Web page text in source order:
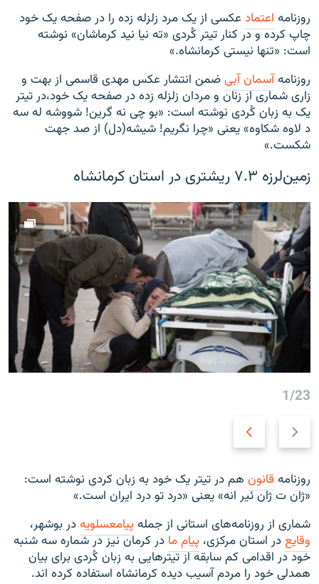
روزنامه اعتماد عکسی از یک مرد زلزله زده را در صفحه یک خود
چاپ کرده و در کنار تیتر کُردی «ته نيا نيد كرماشان» نوشته
است: «تنها نيستی كرمانشاه.»
روزنامهآسمان‎ آبی
ضمن انتشار عکس مهدی قاسمی از بهت و
زاری شماری از زنان و مردان زلزله زده در صفحه یک خود،در تیتر
یک به زبان کُردی نوشته است: «بو چی نه گرین! شووشه له سه
د لاوه شکاوه» یعنی «چرا نگریم! شیشه‌(دل) از صد جهت
شکست.»
زمین‌لرزه ۷.۳ ریشتری در استان کرمانشاه
1/23
e
i
o
u
s
s
l
x
t
s
l
i
d
e
روزنامه قانون هم در تیتر یک خود به زبان کردی نوشته است:
«ژان ت ژان ئیر انه» یعنی «درد تو درد ایران است.»
شماری از روزنامه‌های استانی از جمله پیام‎عسلویه
در بوشهر،
وقایعدر استان مرکزی، پیام ما در کرمان نیز در شماره سه شنبه
خود در اقدامی کم سابقه از تیترهایی به زبان کُردی برای بیان
همدلی خود را مردم آسیب دیده کرمانشاه استفاده کرده اند.